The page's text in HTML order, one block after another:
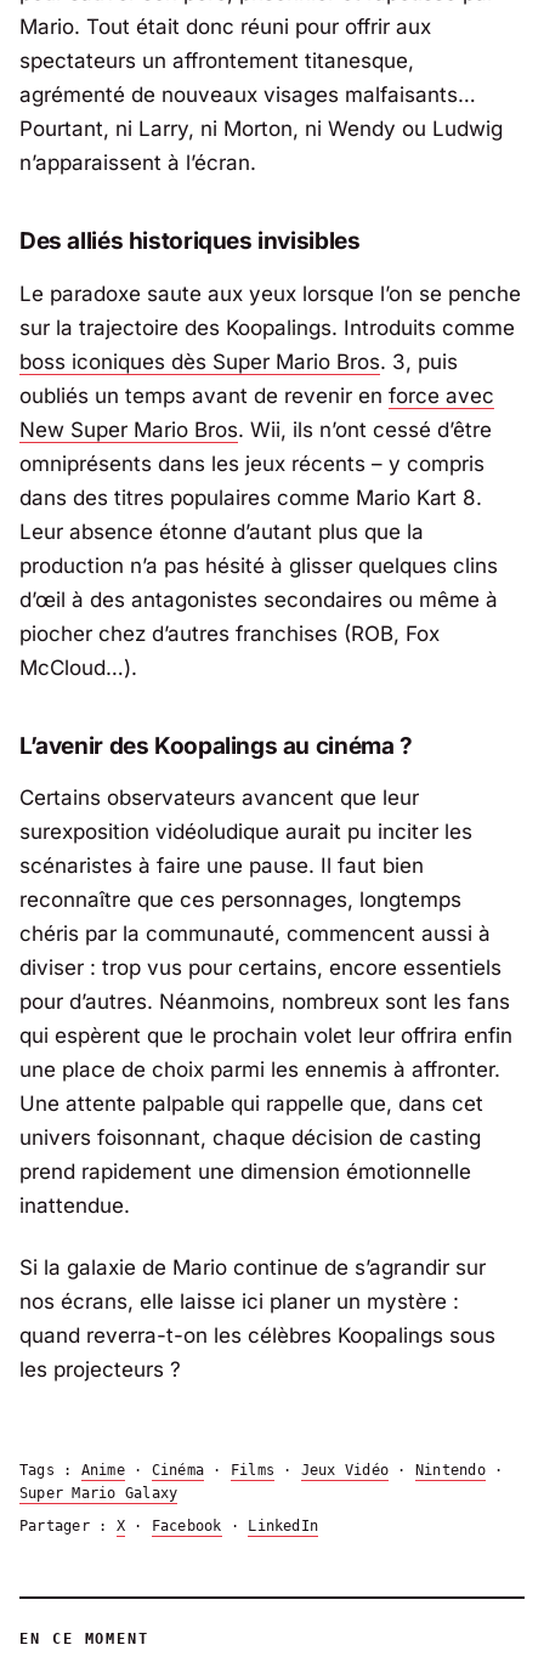
Mario. Tout était donc réuni pour offrir aux
spectateurs un affrontement titanesque,
agrémenté de nouveaux visages malfaisants…
Pourtant, ni Larry, ni Morton, ni Wendy ou Ludwig
n’apparaissent à l’écran.
Des alliés historiques invisibles
Le paradoxe saute aux yeux lorsque l’on se penche
sur la trajectoire des Koopalings. Introduits comme
boss iconiques dès Super Mario Bros. 3, puis
oubliés un temps avant de revenir en force avec
New Super Mario Bros. Wii, ils n’ont cessé d’être
omniprésents dans les jeux récents – y compris
dans des titres populaires comme Mario Kart 8.
Leur absence étonne d’autant plus que la
production n’a pas hésité à glisser quelques clins
d’œil à des antagonistes secondaires ou même à
piocher chez d’autres franchises (ROB, Fox
McCloud…).
L’avenir des Koopalings au cinéma ?
Certains observateurs avancent que leur
surexposition vidéoludique aurait pu inciter les
scénaristes à faire une pause. Il faut bien
reconnaître que ces personnages, longtemps
chéris par la communauté, commencent aussi à
diviser : trop vus pour certains, encore essentiels
pour d’autres. Néanmoins, nombreux sont les fans
qui espèrent que le prochain volet leur offrira enfin
une place de choix parmi les ennemis à affronter.
Une attente palpable qui rappelle que, dans cet
univers foisonnant, chaque décision de casting
prend rapidement une dimension émotionnelle
inattendue.
Si la galaxie de Mario continue de s’agrandir sur
nos écrans, elle laisse ici planer un mystère :
quand reverra-t-on les célèbres Koopalings sous
les projecteurs ?
Tags : Anime· Cinéma · Films · Jeux Vidéo · Nintendo·
Super Mario Galaxy
Partager : X· Facebook · LinkedIn
EN CE MOMENT